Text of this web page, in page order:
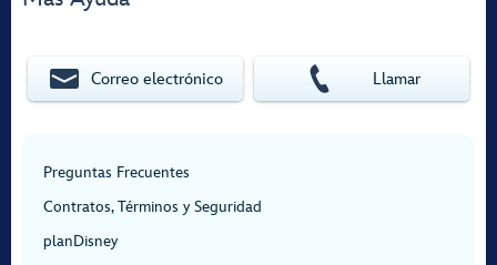
Correo electrónico Llamar
Preguntas Frecuentes
Contratos, Términos y Seguridad
planDisney